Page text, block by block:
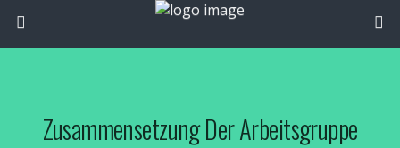
Zusammensetzung Der Arbeitsgruppe